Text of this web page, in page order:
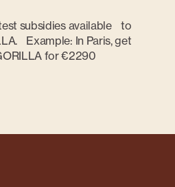
subsidies available to
Example: In Paris, get
for €2290